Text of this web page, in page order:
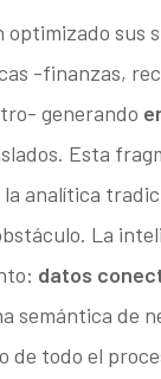
optimizado sus
-finanzas,
generando
Esta
analítica
La
datos
semántica de
de todo el